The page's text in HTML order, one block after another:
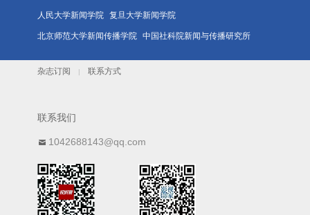
人民大学新闻学院 复旦大学新闻学院
北京师范大学新闻传播学院 中国社科院新闻与传播研究所
杂志订阅 | 联系方式
联系我们
1042688143@qq.com